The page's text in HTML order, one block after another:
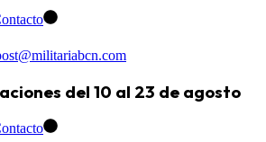
del 10 al 23 de agosto